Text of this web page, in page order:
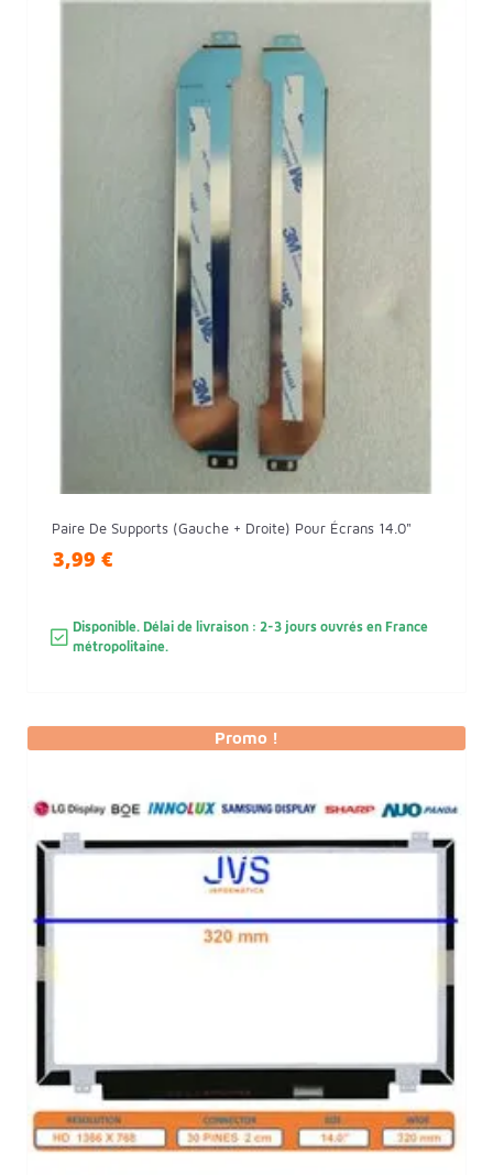
Paire De Supports (gauche + Droite) Pour Écrans 14.0"
3,99 €
Disponible. Délai de livraison : 2-3 jours ouvrés en France
métropolitaine.
Promo !